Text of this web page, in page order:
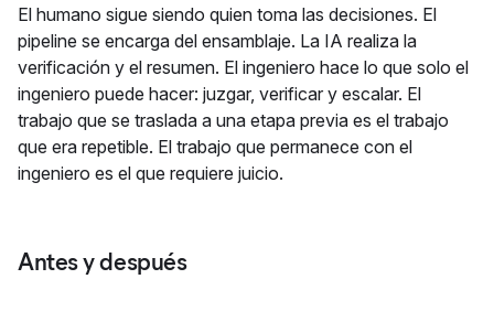
El humano sigue siendo quien toma las decisiones. El
pipeline se encarga del ensamblaje. La IA realiza la
verificación y el resumen. El ingeniero hace lo que solo el
ingeniero puede hacer: juzgar, verificar y escalar. El
trabajo que se traslada a una etapa previa es el trabajo
que era repetible. El trabajo que permanece con el
ingeniero es el que requiere juicio.
Antes y después